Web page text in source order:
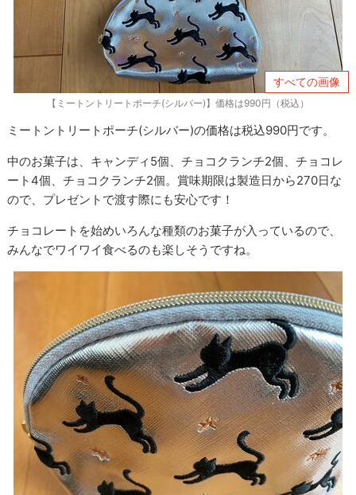
すべての画像
【ミートントリートポーチ(シルバー)】価格は990円（税込）
ミートントリートポーチ(シルバー)の価格は税込990円です。
中のお菓子は、キャンディ5個、チョコクランチ2個、チョコレ
ート4個、チョコクランチ2個。賞味期限は製造日から270日な
ので、プレゼントで渡す際にも安心です！
チョコレートを始めいろんな種類のお菓子が入っているので、
みんなでワイワイ食べるのも楽しそうですね。